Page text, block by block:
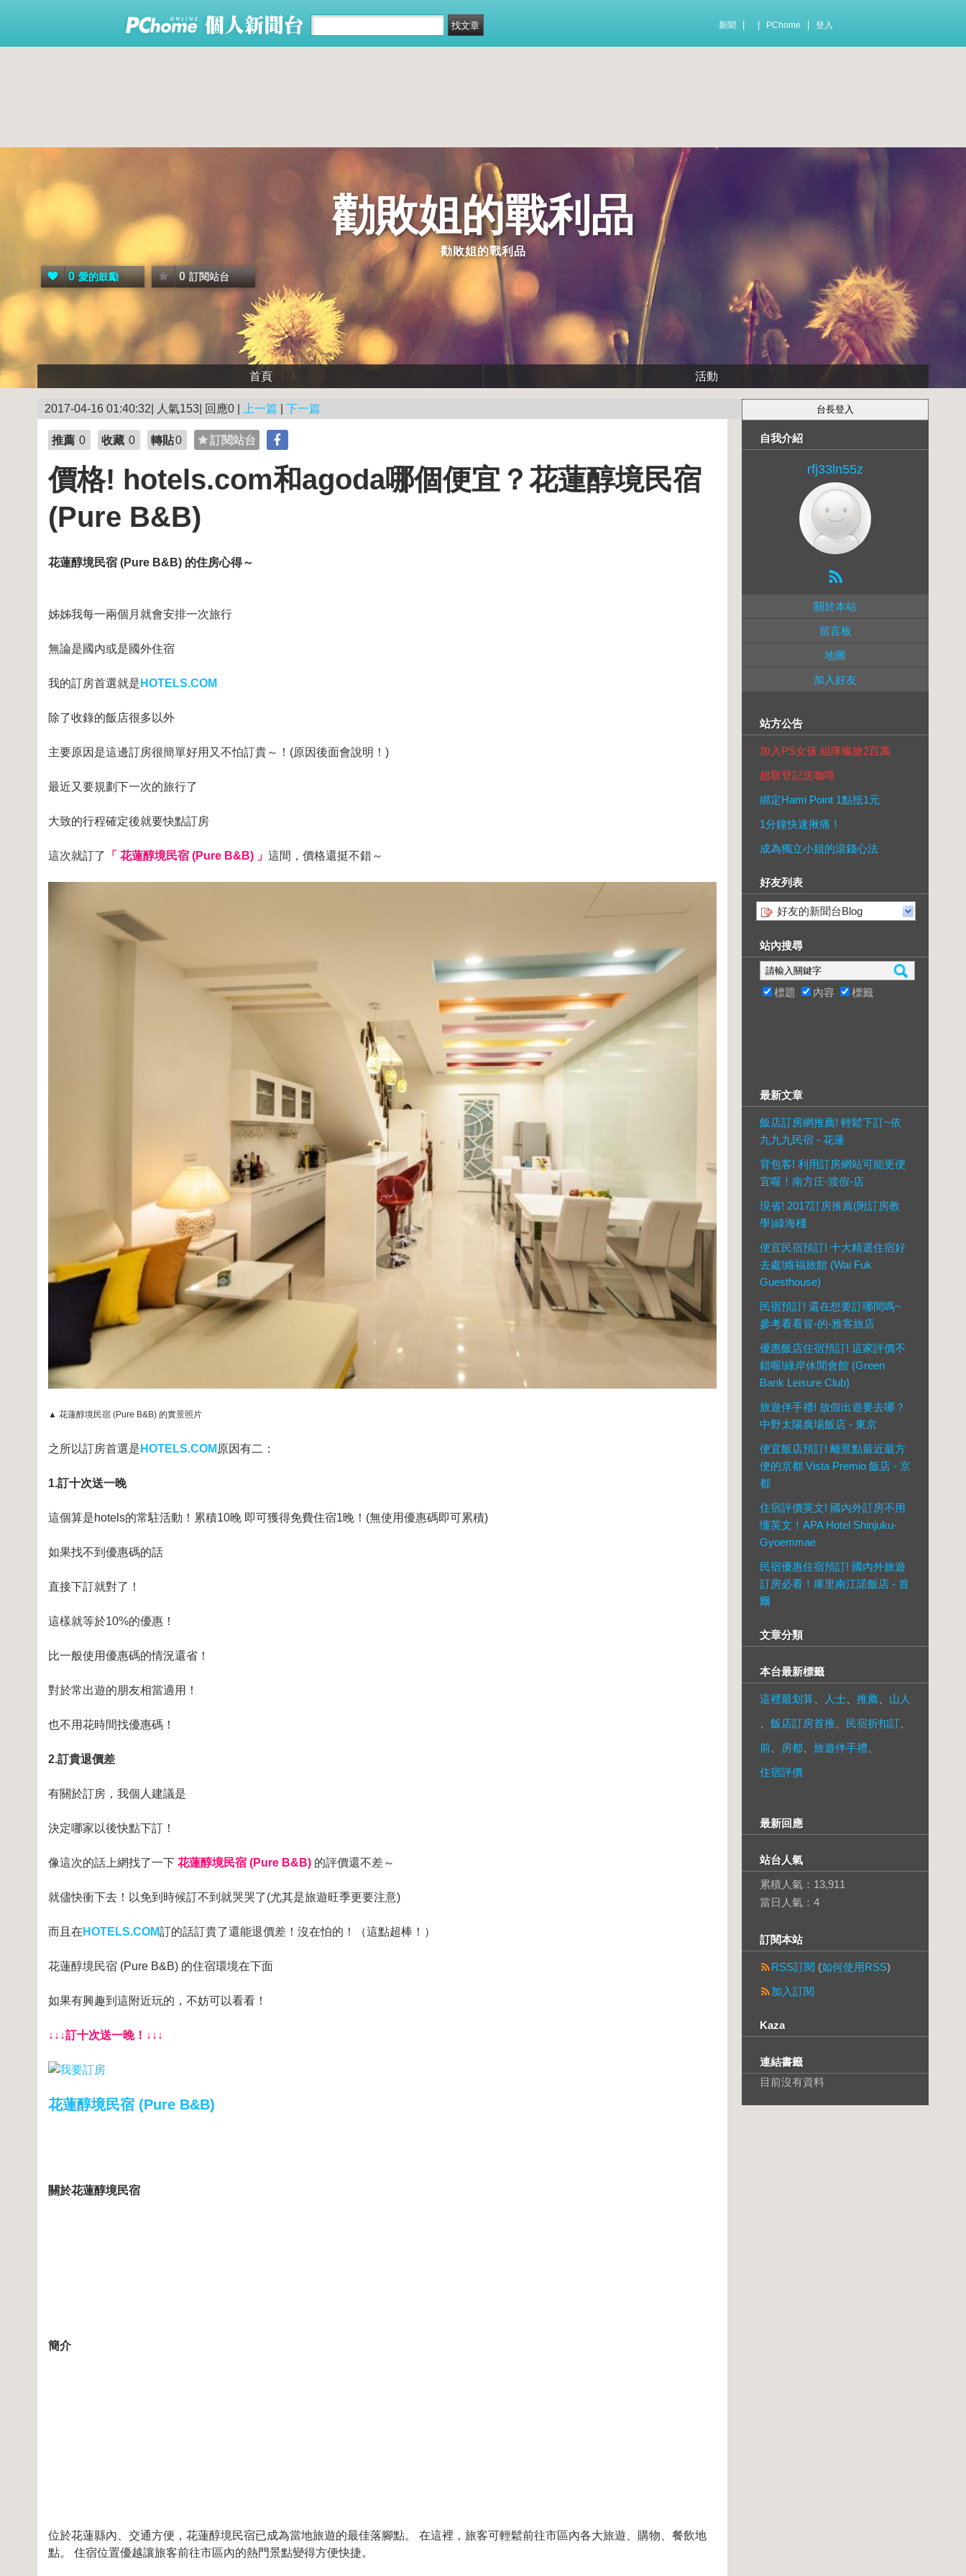
新聞 PChome 登入
勸敗姐的戰利品
勸敗姐的戰利品
0 愛的鼓勵 0 訂閱站台
首頁 活動
2017-04-16 01:40:32| 人氣153| 回應0 | 上一篇 下一篇
推薦 0 收藏 0 轉貼0 訂閱站台
價格! hotels.com和agoda哪個便宜？花蓮醇境民宿
(Pure B&B)
花蓮醇境民宿 (Pure B&B) 的住房心得～
姊姊我每一兩個月就會安排一次旅行
無論是國內或是國外住宿
我的訂房首選就是 HOTELS.COM
除了收錄的飯店很多以外
主要原因是這邊訂房很簡單好用又不怕訂貴～！(原因後面會說明！)
最近又要規劃下一次的旅行了
大致的行程確定後就要快點訂房
這次就訂了 「 花蓮醇境民宿 (Pure B&B) 」 這間，價格還挺不錯～
▲ 花蓮醇境民宿 (Pure B&B) 的實景照片
之所以訂房首選是 HOTELS.COM 原因有二：
1.訂十次送一晚
這個算是hotels的常駐活動！累積10晚 即可獲得免費住宿1晚！(無使用優惠碼即可累積)
如果找不到優惠碼的話
直接下訂就對了！
這樣就等於10%的優惠！
比一般使用優惠碼的情況還省！
對於常出遊的朋友相當適用！
也不用花時間找優惠碼！
2.訂貴退價差
有關於訂房，我個人建議是
決定哪家以後快點下訂！
像這次的話上網找了一下 花蓮醇境民宿 (Pure B&B) 的評價還不差～
就儘快衝下去！以免到時候訂不到就哭哭了(尤其是旅遊旺季更要注意)
而且在 HOTELS.COM訂的話訂貴了還能退價差！沒在怕的！（這點超棒！）
花蓮醇境民宿 (Pure B&B) 的住宿環境在下面
如果有興趣到這附近玩的，不妨可以看看！
↓↓↓訂十次送一晚！↓↓↓
花蓮醇境民宿 (Pure B&B)
關於花蓮醇境民宿
簡介
位於花蓮縣內、交通方便，花蓮醇境民宿已成為當地旅遊的最佳落腳點。 在這裡，旅客可輕鬆前往市區內各大旅遊、購物、餐飲地
點。 住宿位置優越讓旅客前往市區內的熱門景點變得方便快捷。
自我介紹
rfj33ln55z
關於本站
留言板
地圖
加入好友
站方公告
加入PS女孩 組隊瘋搶2百萬
超取登記送咖啡
綁定Hami Point 1點抵1元
1分鐘快速揪痛！
成為獨立小姐的滾錢心法
好友列表
好友的新聞台Blog
站內搜尋
標題 內容 標籤
最新文章
飯店訂房網推薦! 輕鬆下訂~依
九九九民宿 - 花蓮
背包客! 利用訂房網站可能更便
宜喔！南方庄-渡假-店
現省! 2017訂房推薦(附訂房教
學)綠海棧
便宜民宿預訂! 十大精選住宿好
去處!維福旅館 (Wai Fuk
Guesthouse)
民宿預訂! 還在想要訂哪間嗎~
參考看看冒-的-雅客旅店
優惠飯店住宿預訂! 這家評價不
錯喔!綠岸休閒會館 (Green
Bank Leisure Club)
旅遊伴手禮! 放假出遊要去哪？
中野太陽廣場飯店 - 東京
便宜飯店預訂! 離景點最近最方
便的京都 Vista Premio 飯店 - 京
都
住宿評價英文! 國內外訂房不用
懂英文！APA Hotel Shinjuku-
Gyoemmae
民宿優惠住宿預訂! 國內外旅遊
訂房必看！庫里南江諾飯店 - 首
爾
文章分類
本台最新標籤
這裡最划算 人士 推薦
山人
飯店訂房首推 民宿折扣訂
前
房都 旅遊伴手禮
住宿評價
最新回應
站台人氣
累積人氣： 13,911
當日人氣： 4
訂閱本站
RSS訂閱 (如何使用RSS)
加入訂閱
Kaza
連結書籤
目前沒有資料